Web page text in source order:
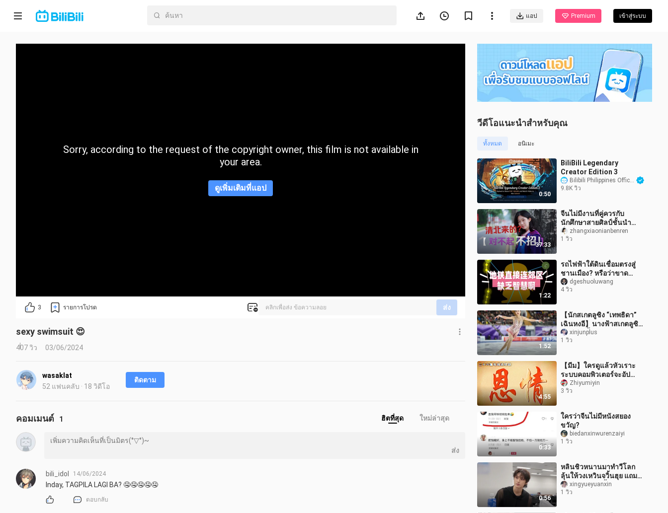
แอป Premium เข้าสู่ระบบ
หน้า
Sorry, according to the request of the copyright owner, this film is not available in
your area.
ดูเพิ่มเติมที่แอป
3 รายการโปรด ส่ง
sexy swimsuit 😍
407 วิว 03/06/2024
wasaklat
52 แฟนคลับ · 18 วิดีโอ
ติดตาม
วีดีโอแนะนำสำหรับคุณ
ทั้งหมด อนิเมะ
0:50
BiliBili Legendary
Creator Edition 3
Bilibili Philippines Official
9.8K วิว
37:33
จีนไม่มีงานที่คู่ควรกับ
นักศึกษาสายศิลป์ชั้นนำ
ที่สุดเลยหรือ? | บันทึกชวน
กินข้าว 013
zhangxiaonianbenren
1 วิว
1:22
รถไฟฟ้าใต้ดินเชื่อมตรงสู่
ชานเมือง? หรือว่าขาด
ความชาญฉลาดกันแน่!
dgeshuoluwang
4 วิว
1:52
【นักสเกตลูซิง “เทพธิดา”
เฉินหงอี】นางฟ้าสเกตลูซิง
รุ่น Z ผู้พริ้วไหวดุจปักษีพิลาศ
งดงามอย่างหาที่เปรีย
xinjunplus
1 วิว
4:55
【มีม】ใครดูแล้วหัวเราะ
ระบบคอมพิวเตอร์จะอัป
เกรดเป็น OS หลักโดย
อัตโนมัติ #148
Zhiyumiyin
3 วิว
0:33
ใครว่าจีนไม่มีหนังสยอง
ขวัญ?
biedanxinwurenzaiyi
1 วิว
0:56
หลินชิวหนานมาทำวีโลก
ลุ้นให้วงเหวินจวิ้นฮุย แถม
ยังเรียกเหวินจวิ้นฮุยว่า
“ฮุ่ยจื่อ” ด้วย
xingyueyuanxin
1 วิว
คอมเมนต์ 1 ฮิตที่สุด ใหม่ล่าสุด
ส่ง
bili_idol 14/06/2024
Inday, TAGPILA LAGI BA? 🤤🤤🤤🤤🤤
ตอบกลับ